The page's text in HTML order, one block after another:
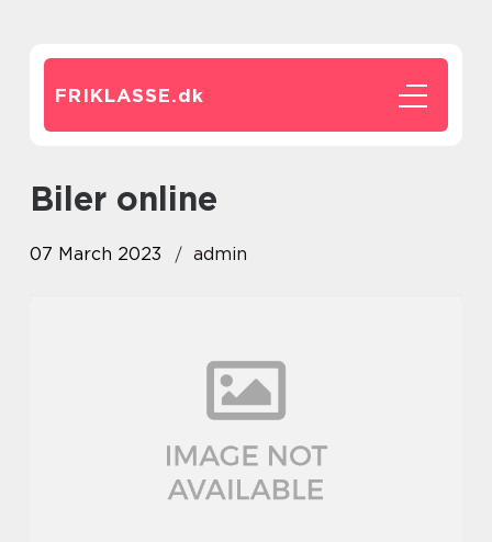
FRIKLASSE.dk
Biler online
07 March 2023 admin